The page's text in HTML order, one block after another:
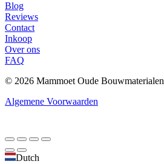
Blog
Reviews
Contact
Inkoop
Over ons
FAQ
© 2026 Mammoet Oude Bouwmaterialen
Algemene Voorwaarden
Dutch